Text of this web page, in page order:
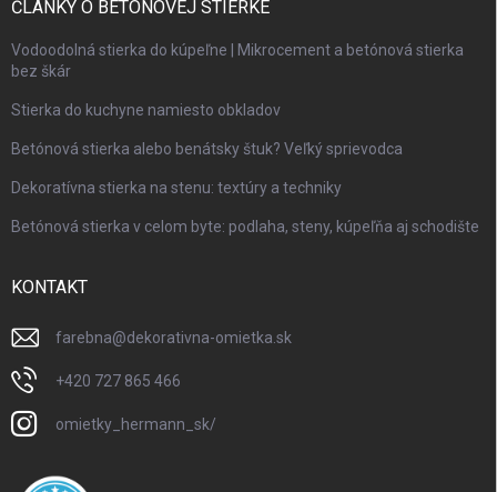
ČLÁNKY O BETONOVEJ STIERKE
Vodoodolná stierka do kúpeľne | Mikrocement a betónová stierka
bez škár
Stierka do kuchyne namiesto obkladov
Betónová stierka alebo benátsky štuk? Veľký sprievodca
Dekoratívna stierka na stenu: textúry a techniky
Betónová stierka v celom byte: podlaha, steny, kúpeľňa aj schodište
KONTAKT
farebna@dekorativna-omietka.sk
+420 727 865 466
omietky_hermann_sk/